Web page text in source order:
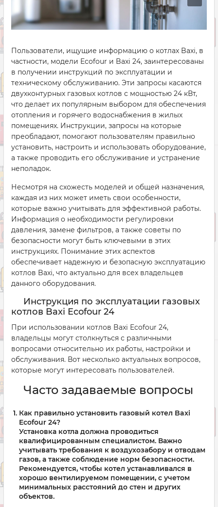
Пользователи, ищущие информацию о котлах Baxi, в
частности, модели Ecofour и Baxi 24, заинтересованы
в получении инструкций по эксплуатации и
техническому обслуживанию. Эти запросы касаются
двухконтурных газовых котлов с мощностью 24 кВт,
что делает их популярным выбором для обеспечения
отопления и горячего водоснабжения в жилых
помещениях. Инструкции, запросы на которые
преобладают, помогают пользователям правильно
установить, настроить и использовать оборудование,
а также проводить его обслуживание и устранение
неполадок.
Несмотря на схожесть моделей и общей назначения,
каждая из них может иметь свои особенности,
которые важно учитывать для эффективной работы.
Информация о необходимости регулировки
давления, замене фильтров, а также советы по
безопасности могут быть ключевыми в этих
инструкциях. Понимание этих аспектов
обеспечивает надежную и безопасную эксплуатацию
котлов Baxi, что актуально для всех владельцев
данного оборудования.
Инструкция по эксплуатации газовых
котлов Baxi Ecofour 24
При использовании котлов Baxi Ecofour 24,
владельцы могут столкнуться с различными
вопросами относительно их работы, настройки и
обслуживания. Вот несколько актуальных вопросов,
которые могут интересовать пользователей.
Часто задаваемые вопросы
Как правильно установить газовый котел Baxi
Ecofour 24?
Установка котла должна проводиться
квалифицированным специалистом. Важно
учитывать требования к воздухозабору и отводам
газов, а также соблюдение норм безопасности.
Рекомендуется, чтобы котел устанавливался в
хорошо вентилируемом помещении, с учетом
минимальных расстояний до стен и других
объектов.